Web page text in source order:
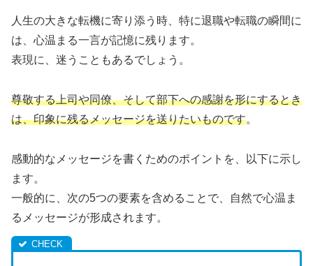
人生の大きな転機に寄り添う時、特に退職や転職の瞬間に
は、心温まる一言が記憶に残ります。
表現に、迷うこともあるでしょう。
尊敬する上司や同僚、そして部下への感謝を形にするとき
は、印象に残るメッセージを送りたいものです。
感動的なメッセージを書くためのポイントを、以下に示し
ます。
一般的に、次の5つの要素を含めることで、自然で心温ま
るメッセージが形成されます。